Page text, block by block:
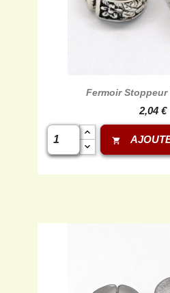
Fermoir Stoppeur
2,04 €
shopping_cart